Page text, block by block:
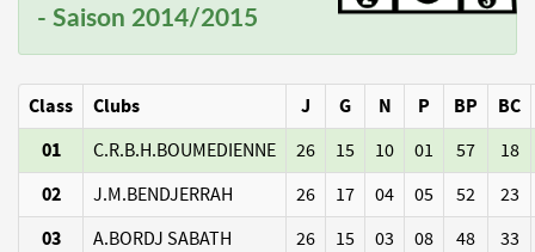
- Saison 2014/2015
Class Clubs J G N P BP BC
01 C.R.B.H.BOUMEDIENNE 26 15 10 01 57 18
02 J.M.BENDJERRAH 26 17 04 05 52 23
03 A.BORDJ SABATH 26 15 03 08 48 33